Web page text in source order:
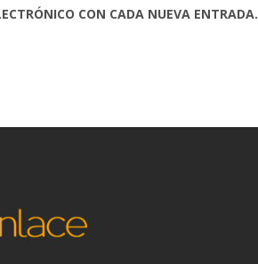
CON CADA NUEVA ENTRADA.